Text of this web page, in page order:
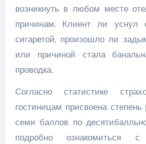
возникнуть в любом месте
причинам. Клиент ли уснул
сигаретой, произошло ли
или причиной стала
проводка.
Согласно статистике
гостиницам присвоена
семи баллов по
подробно ознакомиться с